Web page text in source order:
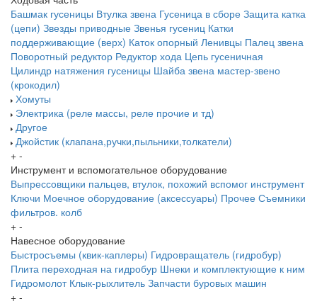
Башмак гусеницы Втулка звена Гусеница в сборе Защита катка
(цепи) Звезды приводные Звенья гусениц Катки
поддерживающие (верх) Каток опорный Ленивцы Палец звена
Поворотный редуктор Редуктор хода Цепь гусеничная
Цилиндр натяжения гусеницы Шайба звена мастер-звено
(крокодил)
Хомуты
Электрика (реле массы, реле прочие и тд)
Другое
Джойстик (клапана,ручки,пыльники,толкатели)
+ -
Инструмент и вспомогательное оборудование
Выпрессовщики пальцев, втулок, похожий вспомог инструмент
Ключи Моечное оборудование (аксессуары) Прочее Съемники
фильтров. колб
+ -
Навесное оборудование
Быстросъемы (квик-каплеры) Гидровращатель (гидробур)
Плита переходная на гидробур Шнеки и комплектующие к ним
Гидромолот Клык-рыхлитель Запчасти буровых машин
+ -